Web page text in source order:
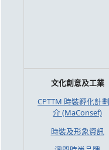
文化創意及工業
CPTTM 時裝孵化計
介 (MaConsef)
時裝及形象資訊